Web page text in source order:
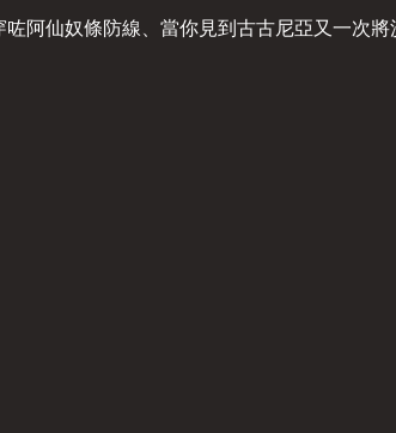
阿仙奴條防線、當你見到古古尼亞又一次